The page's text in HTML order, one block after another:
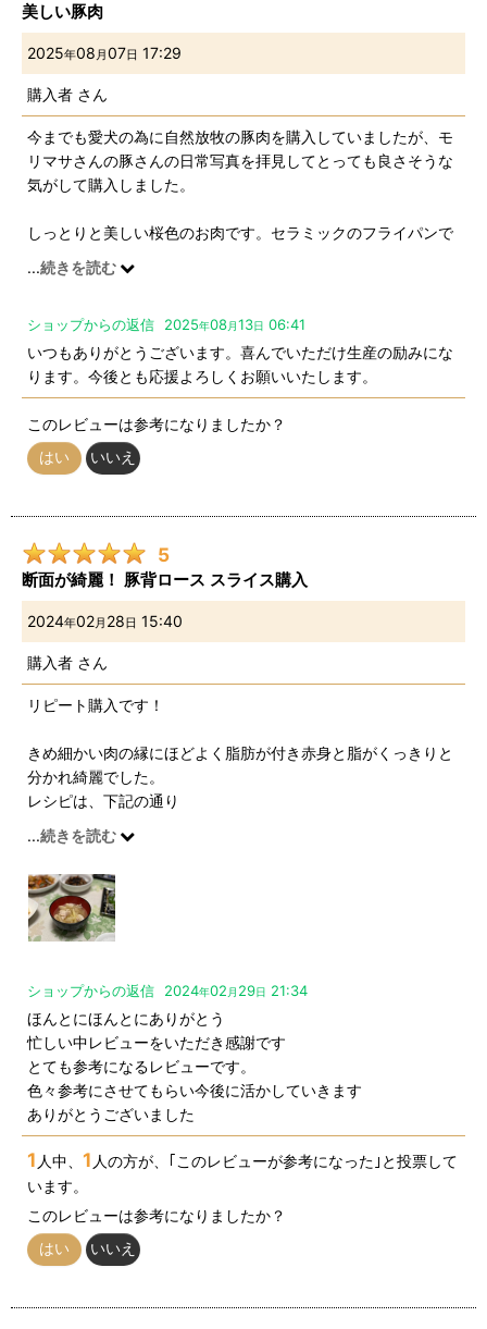
美しい豚肉
2025年08 月 07日 17:29
購入者 さん
今までも愛犬の為に自然放牧の豚肉を購入していましたが、モ
リマサさんの豚さんの日常写真を拝見してとっても良さそうな
気がして購入しました。
しっとりと美しい桜色のお肉です。セラミックのフライパンで
焼きました。弾力がありパサつきがありません。
いです。これからも購入したいです、宜しくお願い致します。
...続きを読む
ショップからの返信 2025年08月13日 06:41
いつもありがとうございます。喜んでいただけ生産の励みにな
ります。今後とも応援よろしくお願いいたします。
このレビューは参考になりましたか？
はい いいえ
5
断面が綺麗！ 豚背ロース スライス購入
2024年02月 28 日 15:40
購入者 さん
リピート購入です！
きめ細かい肉の縁にほどよく脂肪が付き赤身と脂がくっきりと
分かれ綺麗でした。
レシピは、下記の通り
-----------------------
・豚肉の生姜焼き
・豚ロース照り焼き丼
・生姜が爽やかな豚肉とナスのポン酢炒め
・レンジで簡単 白菜豚巻きの酒蒸し
・豚ロース肉で 簡単サクサク竜田揚げ
・薄切り肉 ポークチャップ
-----------------------
と調べれば無限にレシピが出てくるので調理が楽しみです。
その中で一品 作った物を紹介します。
※豚肉とセロリのスープ
(1) セロリ千切り(適量)、豚肉、コンソメの素、出汁醤油
(2) 沸騰したお湯に(1)の材料を入れます。(コンソメ、出汁醤油
は好みの量で！)
※我が家は、薄口派なので、コンソメ、出汁醤油は少量にし
ました。
美味しい！
...続きを読む
ショップからの返信 2024年02 月 29日 21:34
ほんとにほんとにありがとう
忙しい中レビューをいただき感謝です
とても参考になるレビューです。
色々参考にさせてもらい今後に活かしていきます
ありがとうございました
1 人中、 1 人の方が、｢このレビューが参考になった｣と投票して
います。
このレビューは参考になりましたか？
はい いいえ